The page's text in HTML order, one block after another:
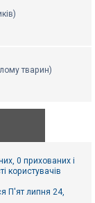
тварин)
0 прихованих і
користувачів
П'ят липня 24,